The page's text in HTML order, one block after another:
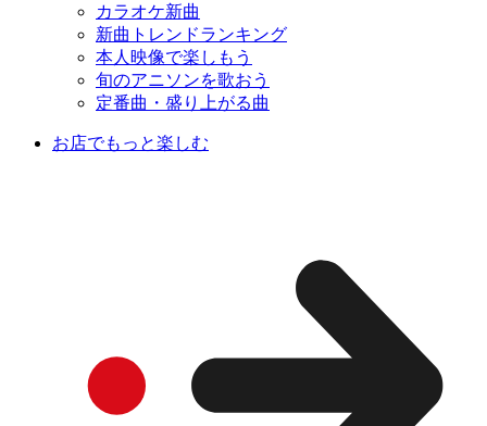
カラオケ新曲
新曲トレンドランキング
本人映像で楽しもう
旬のアニソンを歌おう
定番曲・盛り上がる曲
お店でもっと楽しむ